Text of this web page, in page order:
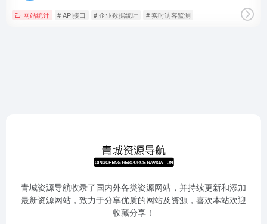
网站统计 # API接口 # 企业数据统计 # 实时访客监测
青城资源导航收录了国内外各类资源网站，并持续更新和添加
最新资源网站，致力于分享优质的网站及资源，喜欢本站欢迎
收藏分享！